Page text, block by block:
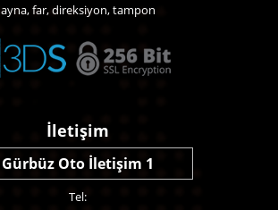
ayna, far, direksiyon, tampon
İletişim
Gürbüz Oto İletişim 1
Tel: